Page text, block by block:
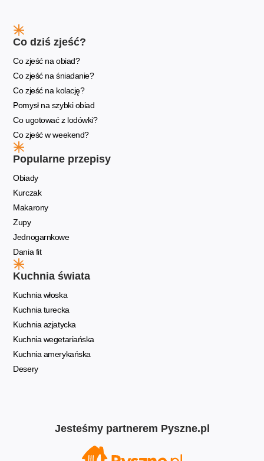
Co dziś zjeść?
Co zjeść na obiad?
Co zjeść na śniadanie?
Co zjeść na kolację?
Pomysł na szybki obiad
Co ugotować z lodówki?
Co zjeść w weekend?
Popularne przepisy
Obiady
Kurczak
Makarony
Zupy
Jednogarnkowe
Dania fit
Kuchnia świata
Kuchnia włoska
Kuchnia turecka
Kuchnia azjatycka
Kuchnia wegetariańska
Kuchnia amerykańska
Desery
Jesteśmy partnerem Pyszne.pl